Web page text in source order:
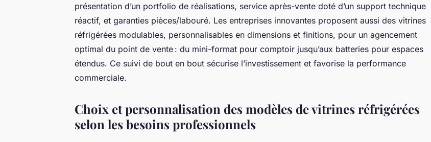
présentation d’un portfolio de réalisations, service après-vente doté d’un support technique
réactif, et garanties pièces/labouré. Les entreprises innovantes proposent aussi des vitrines
réfrigérées modulables, personnalisables en dimensions et finitions, pour un agencement
optimal du point de vente : du mini-format pour comptoir jusqu’aux batteries pour espaces
étendus. Ce suivi de bout en bout sécurise l’investissement et favorise la performance
commerciale.
Choix et personnalisation des modèles de vitrines réfrigérées
selon les besoins professionnels